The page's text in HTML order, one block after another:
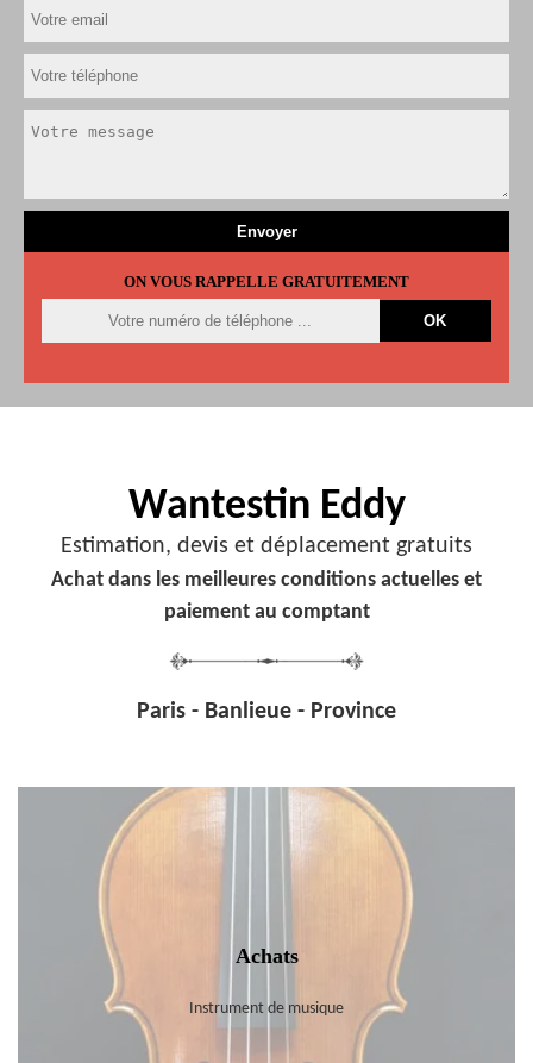
ON VOUS RAPPELLE GRATUITEMENT
Wantestin Eddy
Estimation, devis et déplacement gratuits
Achat dans les meilleures conditions actuelles et
paiement au comptant
Paris - Banlieue - Province
Achats
Instrument de musique